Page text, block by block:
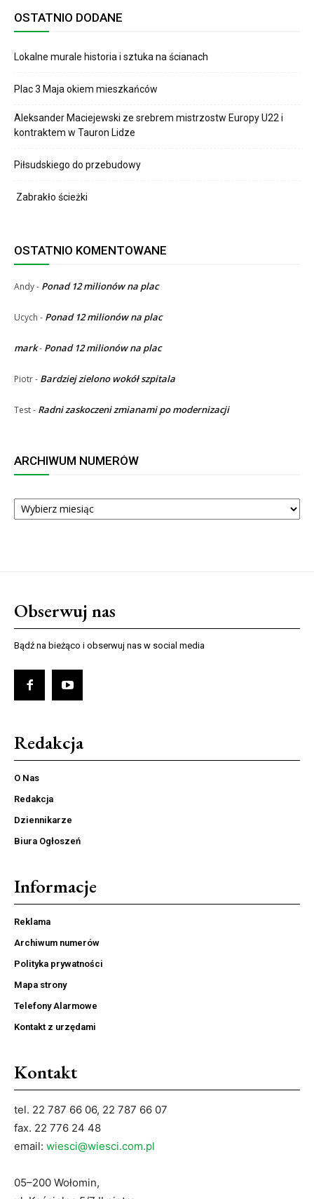
OSTATNIO DODANE
Lokalne murale historia i sztuka na ścianach
Plac 3 Maja okiem mieszkańców
Aleksander Maciejewski ze srebrem mistrzostw Europy U22 i
kontraktem w Tauron Lidze
Piłsudskiego do przebudowy
Zabrakło ścieżki
OSTATNIO KOMENTOWANE
Andy- Ponad 12 milionów na plac
Ucych - Ponad 12 milionów na plac
mark- Ponad 12 milionów na plac
Piotr- Bardziej zielono wokół szpitala
Test- Radni zaskoczeni zmianami po modernizacji
ARCHIWUM NUMERÓW
ARCHIWUM
NUMERÓW
Obserwuj nas
Bądź na bieżąco i obserwuj nas w social media
Redakcja
O Nas
Redakcja
Dziennikarze
Biura Ogłoszeń
Informacje
Reklama
Archiwum numerów
Polityka prywatności
Mapa strony
Telefony Alarmowe
Kontakt z urzędami
Kontakt
tel. 22 787 66 06, 22 787 66 07
fax. 22 776 24 48
email: wiesci@wiesci.com.pl
05–200 Wołomin,